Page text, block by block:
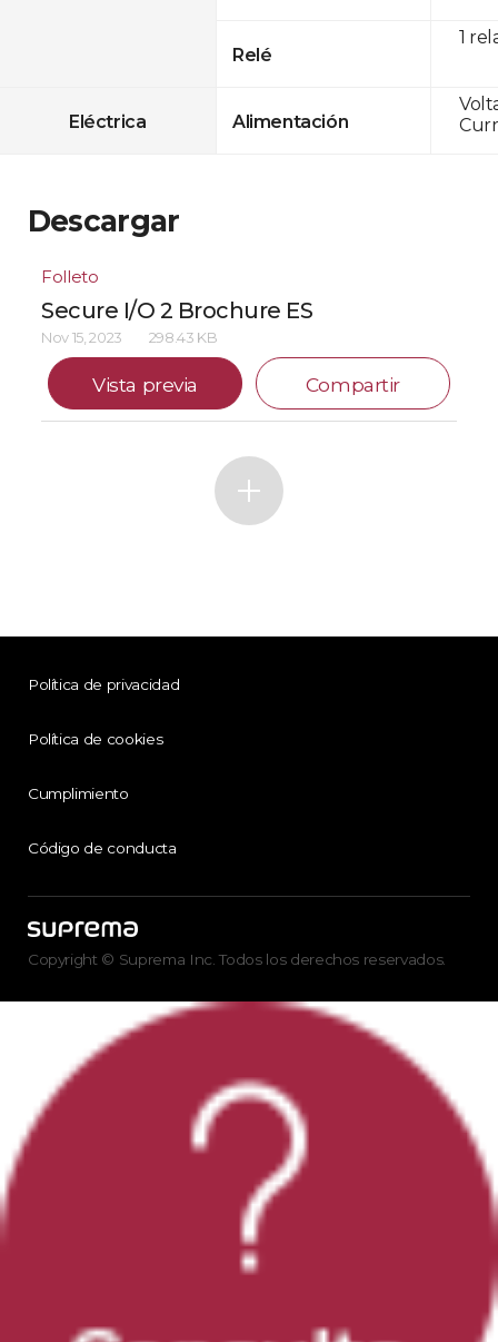
Relé
Eléctrica Alimentación
1
Descargar
Folleto
Secure I/O 2 Brochure ES
Nov 15, 2023 298.43 KB
Vista previa Compartir
Política de privacidad
Política de cookies
Cumplimiento
Código de conducta
Copyright © Suprema Inc. Todos los derechos reservados.